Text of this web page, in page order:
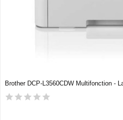
Brother DCP-L3560CDW Multifonction -